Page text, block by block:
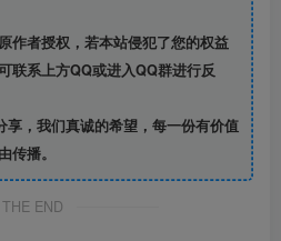
作者授权，若本站侵犯了您的权益
联系上方QQ或进入QQ群进行反
享，我们真诚的希望，每一份有价值
传播。
THE END